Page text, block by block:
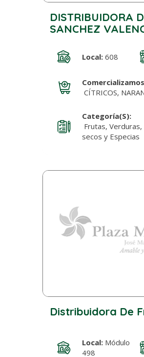
DISTRIBUIDORA
SANCHEZ
Local:608
CÍTRICOS,
Categoría(s):
Frutas,
secos y Especias
Distribuidora De
Local:Módulo
498